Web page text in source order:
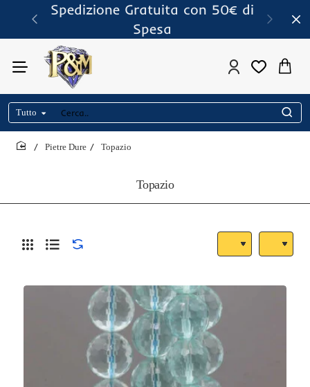
Spedizione Gratuita con 50€ di
Spesa
Tutto
Cerca..
Topazio
Pietre Dure Topazio